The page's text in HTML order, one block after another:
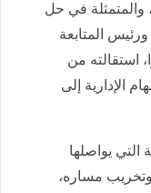
والمتمثلة في حل
المتابعة
استقالته من
الإدارية إلى
يواصلها
وتخريب مساره،